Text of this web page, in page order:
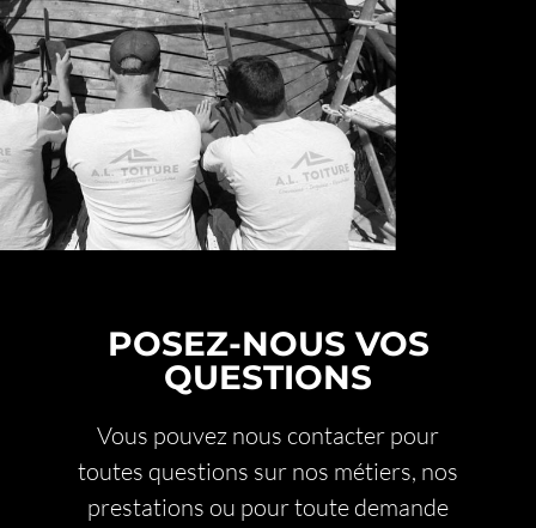
POSEZ-NOUS VOS
QUESTIONS
Vous pouvez nous contacter pour
toutes questions sur nos métiers, nos
prestations ou pour toute demande